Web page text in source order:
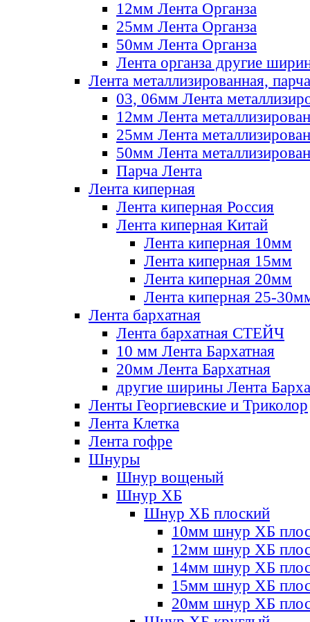
12мм Лента Органза
25мм Лента Органза
50мм Лента Органза
Лента органза другие
Лента металлизированная, парча
03, 06мм Лента
12мм Лента
25мм Лента
50мм Лента
Парча Лента
Лента киперная
Лента киперная Россия
Лента киперная Китай
Лента киперная 10мм
Лента киперная 15мм
Лента киперная 20мм
Лента киперная 25-
Лента бархатная
Лента бархатная СТЕЙЧ
10 мм Лента Бархатная
20мм Лента Бархатная
другие ширины Лента
Ленты Георгиевские и Триколор
Лента Клетка
Лента гофре
Шнуры
Шнур вощеный
Шнур ХБ
Шнур ХБ плоский
10мм шнур ХБ
12мм шнур ХБ
14мм шнур ХБ
15мм шнур ХБ
20мм шнур ХБ